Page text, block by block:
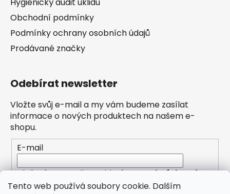
Tento web používá soubory cookie. Dalším
Obchodní podmínky
Podmínky ochrany osobních údajů
Prodávané značky
Odebírat newsletter
Vložte svůj e-mail a my vám budeme zasílat
informace o nových produktech na našem e-
shopu.
E-mail
Vložením e-mailu souhlasíte spodmínkami
ochrany osobních údajů